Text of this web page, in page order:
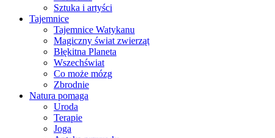
Sztuka i artyści
Tajemnice
Tajemnice Watykanu
Magiczny świat zwierząt
Błękitna Planeta
Wszechświat
Co może mózg
Zbrodnie
Natura pomaga
Uroda
Terapie
Joga